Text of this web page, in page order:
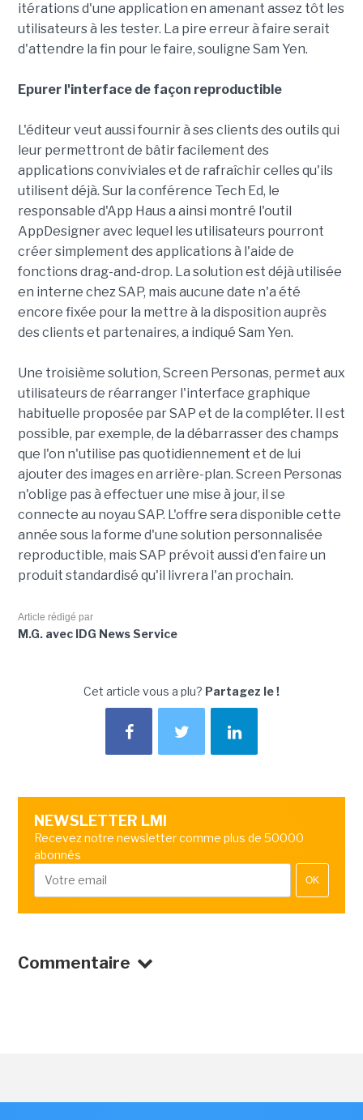
itérations d'une application en amenant assez tôt les
utilisateurs à les tester. La pire erreur à faire serait
d'attendre la fin pour le faire, souligne Sam Yen.
Epurer l'interface de façon reproductible
L'éditeur veut aussi fournir à ses clients des outils qui
leur permettront de bâtir facilement des
applications conviviales et de rafraîchir celles qu'ils
utilisent déjà. Sur la conférence Tech Ed, le
responsable d'App Haus a ainsi montré l'outil
AppDesigner avec lequel les utilisateurs pourront
créer simplement des applications à l'aide de
fonctions drag-and-drop. La solution est déjà utilisée
en interne chez SAP, mais aucune date n'a été
encore fixée pour la mettre à la disposition auprès
des clients et partenaires, a indiqué Sam Yen.
Une troisième solution, Screen Personas, permet aux
utilisateurs de réarranger l'interface graphique
habituelle proposée par SAP et de la compléter. Il est
possible, par exemple, de la débarrasser des champs
que l'on n'utilise pas quotidiennement et de lui
ajouter des images en arrière-plan. Screen Personas
n'oblige pas à effectuer une mise à jour, il se
connecte au noyau SAP. L'offre sera disponible cette
année sous la forme d'une solution personnalisée
reproductible, mais SAP prévoit aussi d'en faire un
produit standardisé qu'il livrera l'an prochain.
Article rédigé par
M.G. avec IDG News Service
Cet article vous a plu? Partagez le !
NEWSLETTER LMI
Recevez notre newsletter comme plus de 50000
abonnés
OK
Commentaire